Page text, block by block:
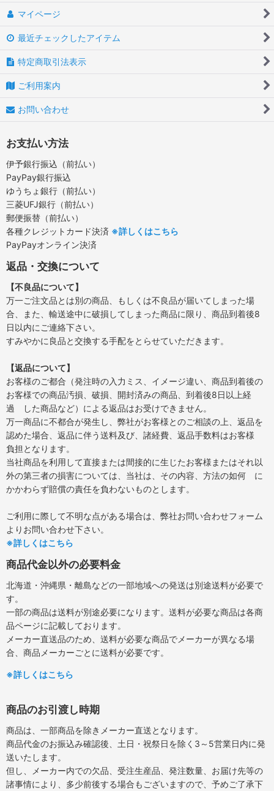
マイページ
最近チェックしたアイテム
特定商取引法表示
ご利用案内
お問い合わせ
お支払い方法
伊予銀行振込（前払い）
PayPay銀行振込
ゆうちょ銀行（前払い）
三菱UFJ銀行（前払い）
郵便振替（前払い）
各種クレジットカード決済 ※詳しくはこちら
PayPayオンライン決済
返品・交換について
【不良品について】
万一ご注文品とは別の商品、もしくは不良品が届いてしまった場
合、また、輸送途中に破損してしまった商品に限り、商品到着後8
日以内にご連絡下さい。
すみやかに良品と交換する手配をとらせていただきます。
【返品について】
お客様のご都合（発注時の入力ミス、イメージ違い、商品到着後の
お客様での商品汚損、破損、開封済みの商品、到着後8日以上経
過 した商品など）による返品はお受けできません。
万一商品に不都合が発生し、弊社がお客様とのご相談の上、返品を
認めた場合、返品に伴う送料及び、諸経費、返品手数料はお客様
負担となります。
当社商品を利用して直接または間接的に生じたお客様またはそれ以
外の第三者の損害については、当社は、その内容、方法の如何 に
かかわらず賠償の責任を負わないものとします。
ご利用に際して不明な点がある場合は、弊社お問い合わせフォーム
よりお問い合わせ下さい。
※詳しくはこちら
商品代金以外の必要料金
北海道・沖縄県・離島などの一部地域への発送は別途送料が必要で
す。
一部の商品は送料が別途必要になります。送料が必要な商品は各商
品ページに記載しております。
メーカー直送品のため、送料が必要な商品でメーカーが異なる場
合、商品メーカーごとに送料が必要です。
※詳しくはこちら
商品のお引渡し時期
商品は、一部商品を除きメーカー直送となります。
商品代金のお振込み確認後、土日・祝祭日を除く3～5営業日内に発
送いたします。
但し、メーカー内での欠品、受注生産品、発注数量、お届け先等の
諸事情により、多少前後する場合もございますので、予めご了承下